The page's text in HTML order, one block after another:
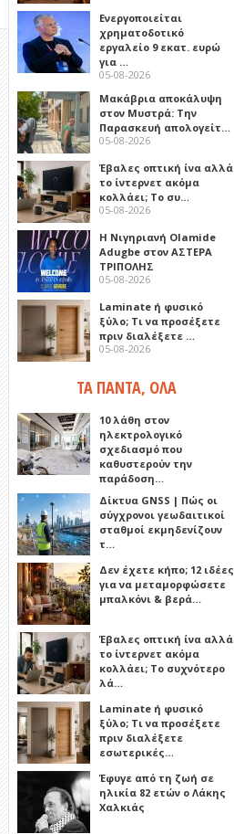
Ενεργοποιείται
χρηματοδοτικό
εργαλείο 9 εκατ. ευρώ
για …
05-08-2026
Μακάβρια αποκάλυψη
στον Μυστρά: Την
Παρασκευή απολογείτ…
05-08-2026
Έβαλες οπτική ίνα αλλά
το ίντερνετ ακόμα
κολλάει; Το συ…
05-08-2026
Η Νιγηριανή Olamide
Adugbe στον ΑΣΤΕΡΑ
ΤΡΙΠΟΛΗΣ
05-08-2026
Laminate ή φυσικό
ξύλο; Τι να προσέξετε
πριν διαλέξετε …
05-08-2026
ΤΑ ΠΑΝΤΑ, ΟΛΑ
10 λάθη στον
ηλεκτρολογικό
σχεδιασμό που
καθυστερούν την
παράδοση…
Δίκτυα GNSS | Πώς οι
σύγχρονοι γεωδαιτικοί
σταθμοί εκμηδενίζουν
τ…
Δεν έχετε κήπο; 12 ιδέες
για να μεταμορφώσετε
μπαλκόνι & βερά…
Έβαλες οπτική ίνα αλλά
το ίντερνετ ακόμα
κολλάει; Το συχνότερο
λά…
Laminate ή φυσικό
ξύλο; Τι να προσέξετε
πριν διαλέξετε
εσωτερικές…
Έφυγε από τη ζωή σε
ηλικία 82 ετών ο Λάκης
Χαλκιάς